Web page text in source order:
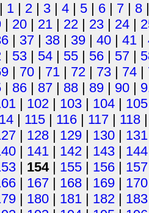
1 | 2 | 3 | 4 | 5 | 6 | 7 | 8
| 20 | 21 | 22 | 23 | 24 |
| 37 | 38 | 39 | 40 | 41 |
| 53 | 54 | 55 | 56 | 57 |
| 70 | 71 | 72 | 73 | 74 |
| 86 | 87 | 88 | 89 | 90 |
| 102 | 103 | 104 | 105
| 115 | 116 | 117 | 118
| 128 | 129 | 130 | 131
| 141 | 142 | 143 | 144
| 154| 155 | 156 | 157
| 167 | 168 | 169 | 170
| 180 | 181 | 182 | 183